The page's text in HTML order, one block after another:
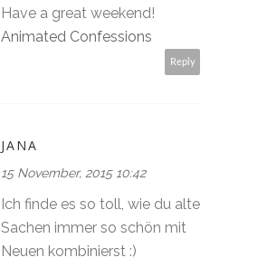
Have a great weekend!
Animated Confessions
Reply
JANA
15 November, 2015 10:42
Ich finde es so toll, wie du alte
Sachen immer so schön mit
Neuen kombinierst :)